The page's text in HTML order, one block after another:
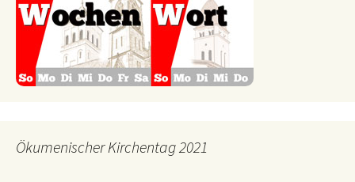
Ökumenischer Kirchentag 2021